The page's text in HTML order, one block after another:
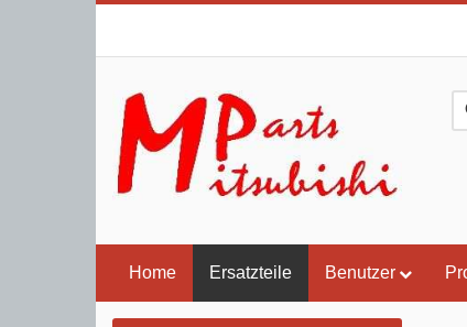
Home Ersatzteile Benutzer